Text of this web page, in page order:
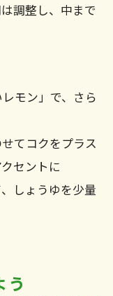
調整し、中まで
モン」で、さら
てコクをプラス
セントに
しょうゆを少量
う